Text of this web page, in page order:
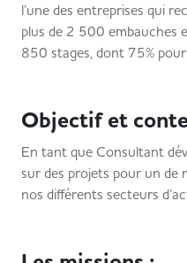
l’une des entreprises qui
plus de 2 500
850 stages, dont 75%
Objectif et
En tant que Consultant
sur des projets pour un de
nos différents secteurs